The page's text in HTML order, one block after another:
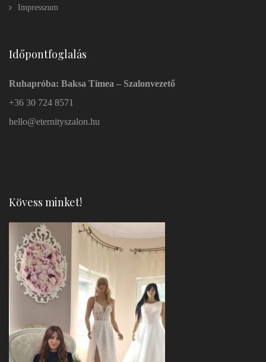
Impresszum
Időpontfoglalás
Ruhapróba: Baksa Tímea – Szalonvezető
+36 30 724 8571
hello@eternityszalon.hu
Kövess minket!